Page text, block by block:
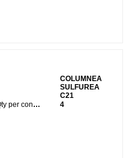
COLUMNEA
SULFUREA
C21
Qty per container:
4